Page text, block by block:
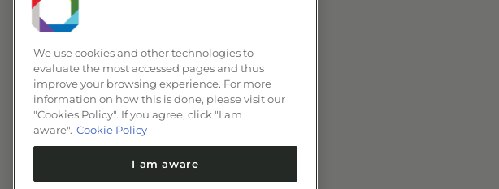
We use cookies and other technologies to
evaluate the most accessed pages and thus
improve your browsing experience. For more
information on how this is done, please visit our
"Cookies Policy". If you agree, click "I am
aware". Cookie Policy
I am aware